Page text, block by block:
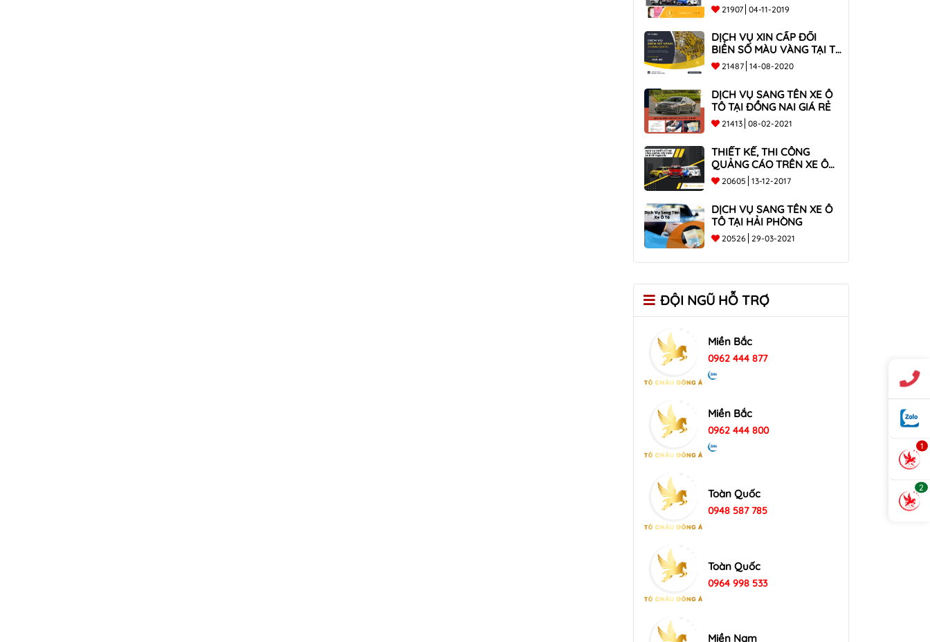
21907 04-11-2019
DỊCH VỤ XIN CẤP ĐỔI
BIỂN SỐ MÀU VÀNG TẠI TP
HCM
21487 14-08-2020
DỊCH VỤ SANG TÊN XE Ô
TÔ TẠI ĐỒNG NAI GIÁ RẺ
21413 08-02-2021
THIẾT KẾ, THI CÔNG
QUẢNG CÁO TRÊN XE Ô
TÔ TRỌN GÓI
20605 13-12-2017
DỊCH VỤ SANG TÊN XE Ô
TÔ TẠI HẢI PHÒNG
20526 29-03-2021
ĐỘI NGŨ HỖ TRỢ
Miền Bắc
0962 444 877
Miền Bắc
0962 444 800
Toàn Quốc
0948 587 785
Toàn Quốc
0964 998 533
Miền Nam
1
2